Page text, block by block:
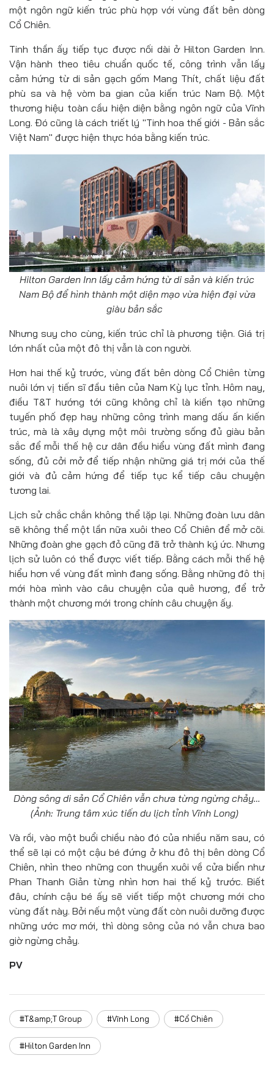
một ngôn ngữ kiến trúc phù hợp với vùng đất bên dòng
Cổ Chiên.
Tinh thần ấy tiếp tục được nối dài ở Hilton Garden Inn.
Vận hành theo tiêu chuẩn quốc tế, công trình vẫn lấy
cảm hứng từ di sản gạch gốm Mang Thít, chất liệu đất
phù sa và hệ vòm ba gian của kiến trúc Nam Bộ. Một
thương hiệu toàn cầu hiện diện bằng ngôn ngữ của Vĩnh
Long. Đó cũng là cách triết lý "Tinh hoa thế giới - Bản sắc
Việt Nam" được hiện thực hóa bằng kiến trúc.
Hilton Garden Inn lấy cảm hứng từ di sản và kiến trúc
Nam Bộ để hình thành một diện mạo vừa hiện đại vừa
giàu bản sắc
Nhưng suy cho cùng, kiến trúc chỉ là phương tiện. Giá trị
lớn nhất của một đô thị vẫn là con người.
Hơn hai thế kỷ trước, vùng đất bên dòng Cổ Chiên từng
nuôi lớn vị tiến sĩ đầu tiên của Nam Kỳ lục tỉnh. Hôm nay,
điều T&T hướng tới cũng không chỉ là kiến tạo những
tuyến phố đẹp hay những công trình mang dấu ấn kiến
trúc, mà là xây dựng một môi trường sống đủ giàu bản
sắc để mỗi thế hệ cư dân đều hiểu vùng đất mình đang
sống, đủ cởi mở để tiếp nhận những giá trị mới của thế
giới và đủ cảm hứng để tiếp tục kể tiếp câu chuyện
tương lai.
Lịch sử chắc chắn không thể lặp lại. Những đoàn lưu dân
sẽ không thể một lần nữa xuôi theo Cổ Chiên để mở cõi.
Những đoàn ghe gạch đỏ cũng đã trở thành ký ức. Nhưng
lịch sử luôn có thể được viết tiếp. Bằng cách mỗi thế hệ
hiểu hơn về vùng đất mình đang sống. Bằng những đô thị
mới hòa mình vào câu chuyện của quê hương, để trở
thành một chương mới trong chính câu chuyện ấy.
Dòng sông di sản Cổ Chiên vẫn chưa từng ngừng chảy…
(Ảnh: Trung tâm xúc tiến du lịch tỉnh Vĩnh Long)
Và rồi, vào một buổi chiều nào đó của nhiều năm sau, có
thể sẽ lại có một cậu bé đứng ở khu đô thị bên dòng Cổ
Chiên, nhìn theo những con thuyền xuôi về cửa biển như
Phan Thanh Giản từng nhìn hơn hai thế kỷ trước. Biết
đâu, chính cậu bé ấy sẽ viết tiếp một chương mới cho
vùng đất này. Bởi nếu một vùng đất còn nuôi dưỡng được
những ước mơ mới, thì dòng sông của nó vẫn chưa bao
giờ ngừng chảy.
PV
#T&amp;T Group #Vĩnh Long #Cổ Chiên
#Hilton Garden Inn